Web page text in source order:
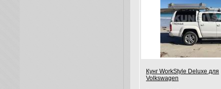
Кунг WorkStyle Deluxe для
Volkswagen